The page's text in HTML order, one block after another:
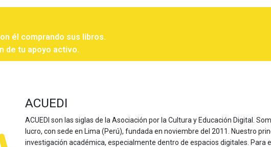
él comprando sus libros.
de tu apoyo activo.
ACUEDI
ACUEDI son las siglas de la Asociación por la Cultura y Educación Digital.
lucro, con sede en Lima (Perú), fundada en noviembre del 2011. Nuestro
investigación académica, especialmente dentro de espacios digitales. Para